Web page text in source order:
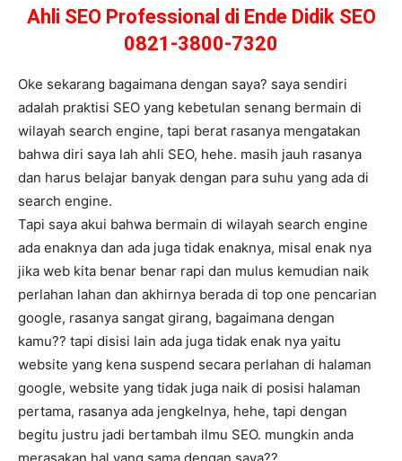
Ahli SEO Professional di Ende Didik SEO
0821-3800-7320
Oke sekarang bagaimana dengan saya? saya sendiri
adalah praktisi SEO yang kebetulan senang bermain di
wilayah search engine, tapi berat rasanya mengatakan
bahwa diri saya lah ahli SEO, hehe. masih jauh rasanya
dan harus belajar banyak dengan para suhu yang ada di
search engine.
Tapi saya akui bahwa bermain di wilayah search engine
ada enaknya dan ada juga tidak enaknya, misal enak nya
jika web kita benar benar rapi dan mulus kemudian naik
perlahan lahan dan akhirnya berada di top one pencarian
google, rasanya sangat girang, bagaimana dengan
kamu?? tapi disisi lain ada juga tidak enak nya yaitu
website yang kena suspend secara perlahan di halaman
google, website yang tidak juga naik di posisi halaman
pertama, rasanya ada jengkelnya, hehe, tapi dengan
begitu justru jadi bertambah ilmu SEO. mungkin anda